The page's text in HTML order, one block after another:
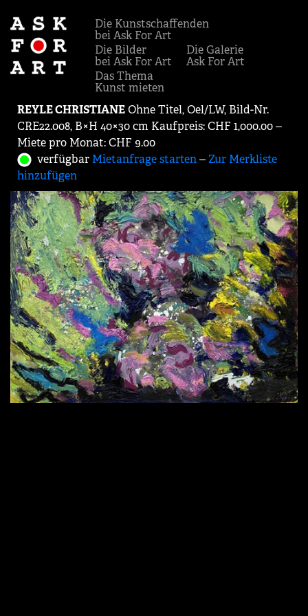
Die Kunstschaffenden
bei Ask For Art
Die Bilder
bei Ask For Art
Die Galerie
Ask For Art
Das Thema
Kunst mieten
REYLE CHRISTIANEOhne Titel, Oel/LW, Bild-Nr.
CRE22.008, B×H 40×30 cm Kaufpreis: CHF 1,000.00 ‒
Miete pro Monat: CHF 9.00
verfügbar Mietanfrage starten‒Zur Merkliste
hinzufügen